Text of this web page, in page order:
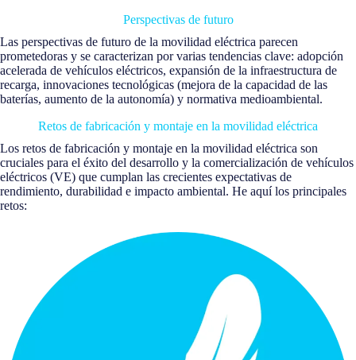
Perspectivas de futuro
Las perspectivas de futuro de la movilidad eléctrica parecen
prometedoras y se caracterizan por varias tendencias clave: adopción
acelerada de vehículos eléctricos, expansión de la infraestructura de
recarga, innovaciones tecnológicas (mejora de la capacidad de las
baterías, aumento de la autonomía) y normativa medioambiental.
Retos de fabricación y montaje en la movilidad eléctrica
Los retos de fabricación y montaje en la movilidad eléctrica son
cruciales para el éxito del desarrollo y la comercialización de vehículos
eléctricos (VE) que cumplan las crecientes expectativas de
rendimiento, durabilidad e impacto ambiental. He aquí los principales
retos: